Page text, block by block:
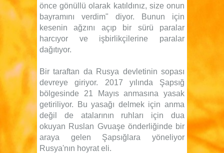
önce gönüllü olarak katıldınız, size onun
bayramını verdim" diyor. Bunun için
kesenin ağzını açıp bir sürü paralar
harcıyor ve işbirlikçilerine paralar
dağıtıyor.
Bir taraftan da Rusya devletinin sopası
devreye giriyor. 2017 yılında Şapsığ
bölgesinde 21 Mayıs anmasına yasak
getiriliyor. Bu yasağı delmek için anma
değil de atalarının ruhları için dua
okuyan Ruslan Gvuaşe önderliğinde bir
araya gelen Şapsığlara yöneliyor
Rusya'nın hoyrat eli.